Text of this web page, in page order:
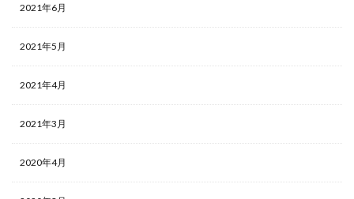
2021年6月
2021年5月
2021年4月
2021年3月
2020年4月